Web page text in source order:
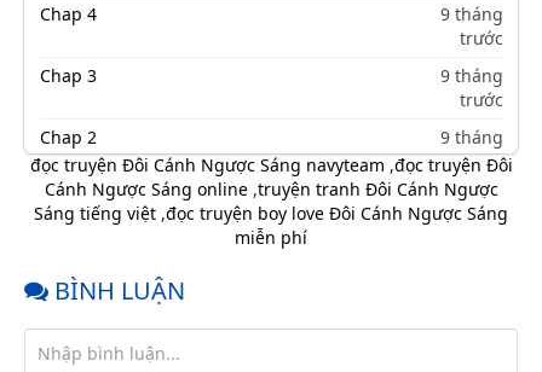
Chap 4
9 tháng
trước
Chap 3
9 tháng
trước
Chap 2
9 tháng
trước
Chap 1
9 tháng
trước
đọc truyện Đôi Cánh Ngược Sáng navyteam ,đọc truyện Đôi
Cánh Ngược Sáng online,truyện tranh Đôi Cánh Ngược
Sáng tiếng việt ,đọc truyện boy love Đôi Cánh Ngược Sáng
miễn phí
BÌNH LUẬN